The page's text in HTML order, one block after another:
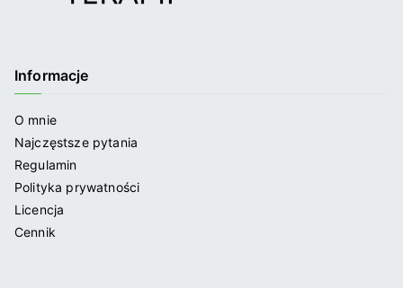
Informacje
O mnie
Najczęstsze pytania
Regulamin
Polityka prywatności
Licencja
Cennik